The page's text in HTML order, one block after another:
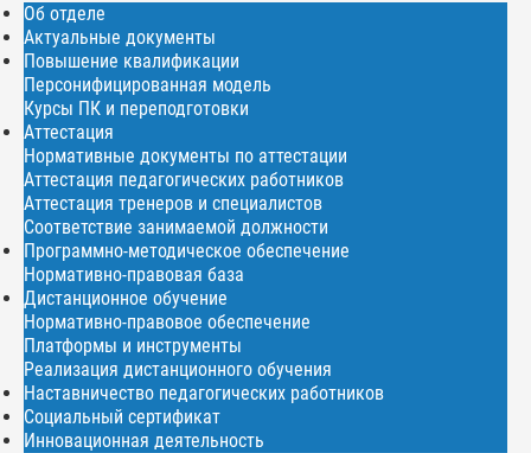
Об отделе
Актуальные документы
Повышение квалификации
Персонифицированная модель
Курсы ПК и переподготовки
Аттестация
Нормативные документы по аттестации
Аттестация педагогических работников
Аттестация тренеров и специалистов
Соответствие занимаемой должности
Программно-методическое обеспечение
Нормативно-правовая база
Дистанционное обучение
Нормативно-правовое обеспечение
Платформы и инструменты
Реализация дистанционного обучения
Наставничество педагогических работников
Социальный сертификат
Инновационная деятельность